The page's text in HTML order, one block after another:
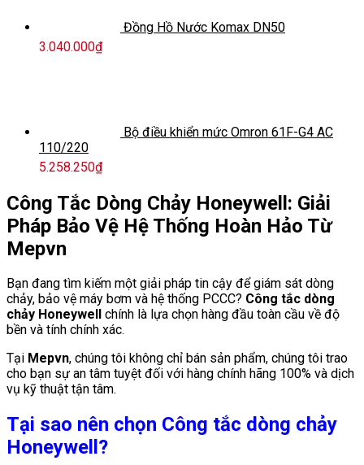
Đồng Hồ Nước Komax DN50
3.040.000₫
Bộ điều khiển mức Omron 61F-G4 AC
110/220
5.258.250₫
Công Tắc Dòng Chảy Honeywell: Giải
Pháp Bảo Vệ Hệ Thống Hoàn Hảo Từ
Mepvn
Bạn đang tìm kiếm một giải pháp tin cậy để giám sát dòng
chảy, bảo vệ máy bơm và hệ thống PCCC? Công tắc dòng
chảy Honeywell
chính là lựa chọn hàng đầu toàn cầu về độ
bền và tính chính xác.
Tại Mepvn, chúng tôi không chỉ bán sản phẩm, chúng tôi trao
cho bạn sự an tâm tuyệt đối với hàng chính hãng 100% và dịch
vụ kỹ thuật tận tâm.
Tại sao nên chọn Công tắc dòng chảy
Honeywell?